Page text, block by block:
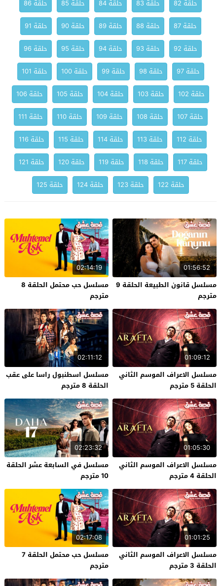
حلقة 82 حلقة 83 حلقة 84 حلقة 85
حلقة 86
حلقة 87
حلقة 88 حلقة 89 حلقة 90
حلقة 91
حلقة 92
حلقة 93 حلقة 94 حلقة 95
حلقة 96
حلقة 97
حلقة 98 حلقة 99 حلقة 100
حلقة 101
حلقة 102
حلقة 103 حلقة 104 حلقة 105
حلقة 106
حلقة 107
حلقة 108 حلقة 109 حلقة 110
حلقة 111
حلقة 112
حلقة 113 حلقة 114 حلقة 115
حلقة 116
حلقة 117
حلقة 118 حلقة 119 حلقة 120
حلقة 121
حلقة 122
حلقة 123 حلقة 124 حلقة 125
01:56:52
مسلسل قانون الطبيعة الحلقة 9
مترجم
02:14:19
مسلسل حب محتمل الحلقة 8
مترجم
01:09:12
مسلسل الاعراف الموسم الثاني
الحلقة 5 مترجم
02:11:12
مسلسل اسطنبول راسا على عقب
الحلقة 8 مترجم
01:05:30
مسلسل الاعراف الموسم الثاني
الحلقة 4 مترجم
02:23:32
مسلسل في السابعة عشر الحلقة
10 مترجم
01:01:25
مسلسل الاعراف الموسم الثاني
الحلقة 3 مترجم
02:17:08
مسلسل حب محتمل الحلقة 7
مترجم